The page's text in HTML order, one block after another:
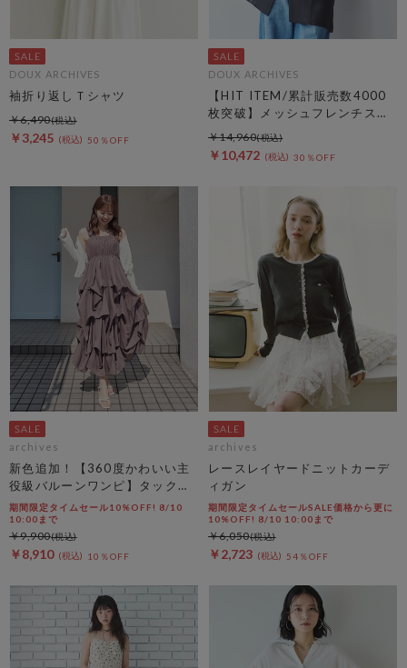
DOUX ARCHIVES
袖折り返しＴシャツ
￥3,245 50％OFF
￥6,490
DOUX ARCHIVES
【HIT ITEM/累計販売数4000
枚突破】メッシュフレンチスリ
ーブジャケット／
￥10,472 30％OFF
￥14,960
archives
新色追加！【360度かわいい主
役級バルーンワンピ】タックバ
ルーンノースリギャザーワンピ
ース
期間限定タイムセール10%OFF! 8/10
10:00まで
￥8,910 10％OFF
￥9,900
archives
レースレイヤードニットカーデ
ィガン
期間限定タイムセールSALE価格から更に
10%OFF! 8/10 10:00まで
￥2,723 54％OFF
￥6,050